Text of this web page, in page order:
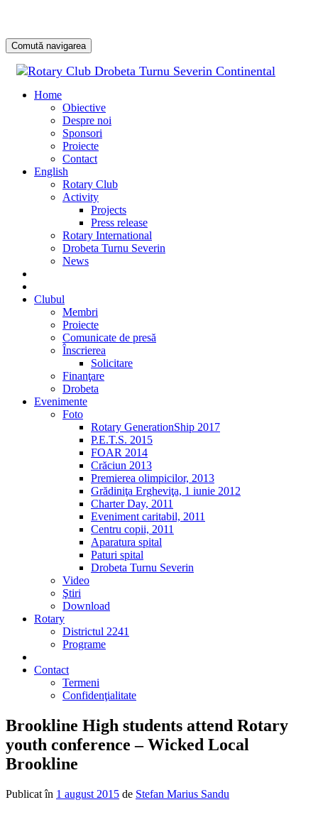
Comută navigarea
Home
Obiective
Despre noi
Sponsori
Proiecte
Contact
English
Rotary Club
Activity
Projects
Press release
Rotary International
Drobeta Turnu Severin
News
Clubul
Membri
Proiecte
Comunicate de presă
Înscrierea
Solicitare
Finanţare
Drobeta
Evenimente
Foto
Rotary GenerationShip 2017
P.E.T.S. 2015
FOAR 2014
Crăciun 2013
Premierea olimpicilor, 2013
Grădiniţa Ergheviţa, 1 iunie 2012
Charter Day, 2011
Eveniment caritabil, 2011
Centru copii, 2011
Aparatura spital
Paturi spital
Drobeta Turnu Severin
Video
Ştiri
Download
Rotary
Districtul 2241
Programe
Contact
Termeni
Confidenţialitate
Brookline High students attend Rotary
youth conference – Wicked Local
Brookline
Publicat în 1 august 2015 de Stefan Marius Sandu